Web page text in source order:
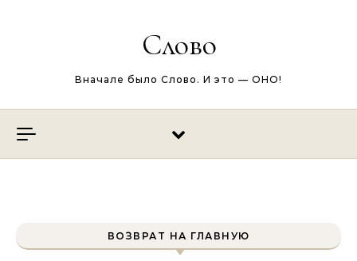
Слово
Вначале было Слово. И это — ОНО!
ВОЗВРАТ НА ГЛАВНУЮ